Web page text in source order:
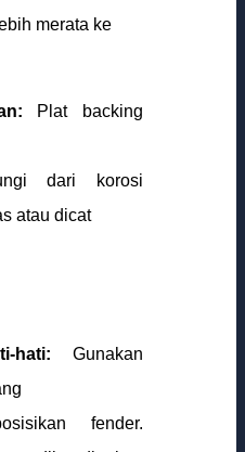
merata ke
Plat backing
dari korosi
atau dicat
hati: Gunakan
fender.